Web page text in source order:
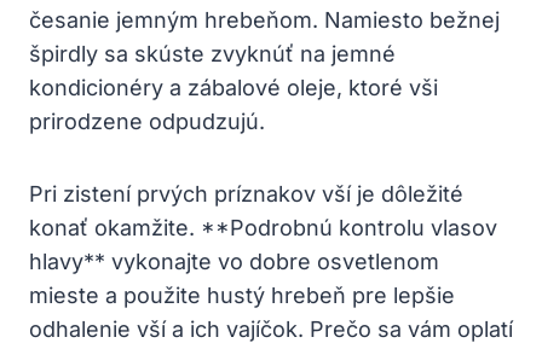
česanie jemným hrebeňom. Namiesto bežnej
špirdly sa skúste zvyknúť na jemné
kondicionéry a zábalové oleje, ktoré vši
prirodzene odpudzujú.
Pri zistení prvých príznakov vší je dôležité
konať okamžite. **Podrobnú kontrolu vlasov
hlavy** vykonajte vo dobre osvetlenom
mieste a použite hustý hrebeň pre lepšie
odhalenie vší a ich vajíčok. Prečo sa vám oplatí